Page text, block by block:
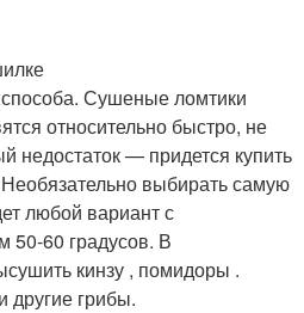
Сушеные ломтики
относительно быстро, не
недостаток — придется купить
выбирать самую
любой вариант с
60 градусов. В
кинзу , помидоры .
другие грибы.